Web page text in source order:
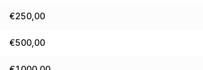
€250,00
€500,00